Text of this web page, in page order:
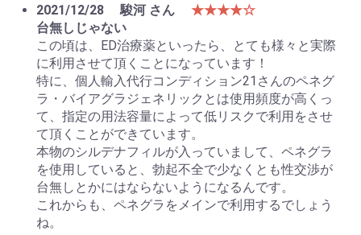
2021/12/28
駿河 さん
★★★★☆
台無しじゃない
この頃は、ED治療薬といったら、とても様々と実際
に利用させて頂くことになっています！
特に、個人輸入代行コンディション21さんのペネグ
ラ・バイアグラジェネリックとは使用頻度が高くっ
て、指定の用法容量によって低リスクで利用をさせ
て頂くことができています。
本物のシルデナフィルが入っていまして、ペネグラ
を使用していると、勃起不全で少なくとも性交渉が
台無しとかにはならないようになるんです。
これからも、ペネグラをメインで利用するでしょう
ね。